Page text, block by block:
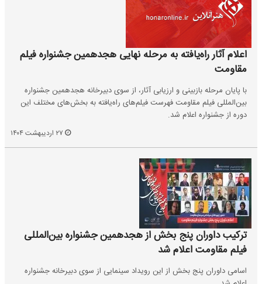
اعلام آثار راه‌یافته به مرحله نهایی هجدهمین جشنواره فیلم
مقاومت
با پایان مرحله بازبینی و ارزیابی آثار، از سوی دبیرخانه هجدهمین جشنواره
بین‌المللی فیلم مقاومت فهرست فیلم‌های راه‌یافته به بخش‌های مختلف این
دوره از جشنواره اعلام شد.
ترکیب داوران پنج بخش از هجدهمین جشنواره بین‌المللی
فیلم مقاومت اعلام شد
اسامی داوران پنج بخش از این رویداد سینمایی از سوی دبیرخانه جشنواره